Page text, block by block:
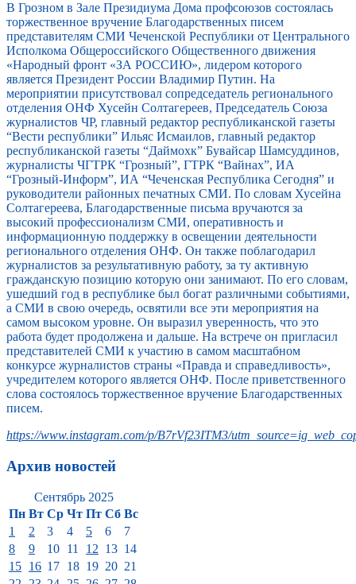
В Грозном в Зале Президиума Дома профсоюзов состоялась
торжественное вручение Благодарственных писем
представителям СМИ Чеченской Республики от Центрального
Исполкома Общероссийского Общественного движения
«Народный фронт «ЗА РОССИЮ», лидером которого
является Президент России Владимир Путин. На
мероприятии присутствовал сопредседатель регионального
отделения ОНФ Хусейн Солтагереев, Председатель Союза
журналистов ЧР, главный редактор республиканской газеты
“Вести республики” Ильяс Исмаилов, главный редактор
республиканской газеты “Даймохк” Бувайсар Шамсуддинов,
журналисты ЧГТРК “Грозный”, ГТРК “Вайнах”, ИА
“Грозный-Информ”, ИА “Чеченская Республика Сегодня” и
руководители районных печатных СМИ. По словам Хусейна
Солтагереева, Благодарственные письма вручаются за
высокий профессионализм СМИ, оперативность и
информационную поддержку в освещении деятельности
регионального отделения ОНФ. Он также поблагодарил
журналистов за результативную работу, за ту активную
гражданскую позицию которую они занимают. По его словам,
ушедший год в республике был богат различными событиями,
а СМИ в свою очередь, освятили все эти мероприятия на
самом высоком уровне. Он выразил уверенность, что это
работа будет продолжена и дальше. На встрече он пригласил
представителей СМИ к участию в самом масштабном
конкурсе журналистов страны «Правда и справедливость»,
учредителем которого является ОНФ. После приветственного
слова состоялось торжественное вручение Благодарственных
писем.
https://www.instagram.com/p/B7rVf23ITM3/
Архив новостей
Сентябрь 2025
Пн Вт Ср Чт Пт Сб Вс
1 2 3 4 5 6
7
8
9 10 11 12 13 14
15 16 17 18 19 20 21